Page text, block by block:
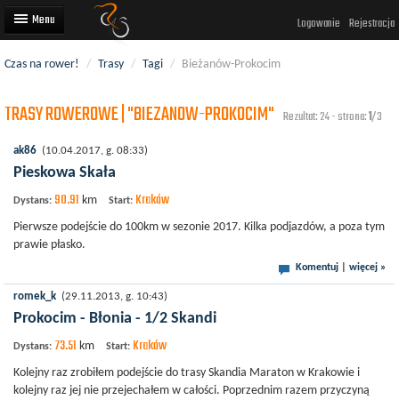
Logowanie Rejestracja
Trasy rowerowe
Wyścigi rowerowe
Dodaj
Czas na rower! / Trasy / Tagi / Bieżanów-Prokocim
TRASY ROWEROWE | "BIEZANOW-PROKOCIM" Rezultat: 24 - strona:1/3
ak86 (10.04.2017, g. 08:33)
Pieskowa Skała
Dystans: 90.91 km Start: Kraków
Pierwsze podejście do 100km w sezonie 2017. Kilka podjazdów, a poza tym
prawie płasko.
Komentuj więcej »
romek_k (29.11.2013, g. 10:43)
Prokocim - Błonia - 1/2 Skandi
Dystans: 73.51 km Start: Kraków
Kolejny raz zrobiłem podejście do trasy Skandia Maraton w Krakowie i
kolejny raz jej nie przejechałem w całości. Poprzednim razem przyczyną